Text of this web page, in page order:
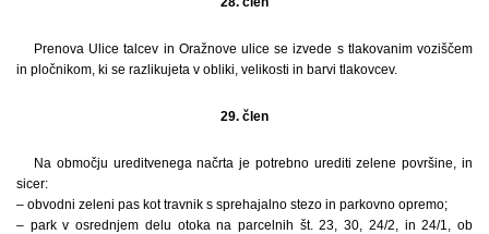
Prenova Ulice talcev in Oražnove ulice se izvede s tlakovanim voziščem
in pločnikom, ki se razlikujeta v obliki, velikosti in barvi tlakovcev.
29. člen
Na območju ureditvenega načrta je potrebno urediti zelene površine, in
sicer:
– obvodni zeleni pas kot travnik s sprehajalno stezo in parkovno opremo;
– park v osrednjem delu otoka na parcelnih št. 23, 30, 24/2, in 24/1, ob